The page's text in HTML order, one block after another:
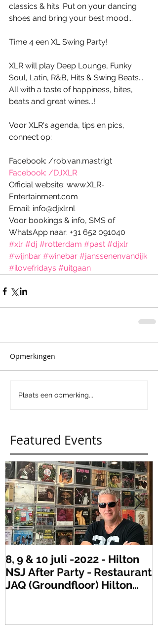
classics & hits. Put on your dancing
shoes and bring your best mood...
Time 4 een XL Swing Party!
XLR will play Deep Lounge, Funky
Soul, Latin, R&B, Hits & Swing Beats...
All with a taste of happiness, bites,
beats and great wines...!
Voor XLR's agenda, tips en pics,
connect op:
Facebook: /rob.van.mastrigt
Facebook: /DJXLR
Official website: www.XLR-
Entertainment.com
Email: info@djxlr.nl
Voor bookings & info, SMS of
WhatsApp naar: +31 652 091040
#xlr #dj #rotterdam #past #djxlr
#wijnbar #winebar #janssenenvandijk
#ilovefridays #uitgaan
Opmerkingen
Plaats een opmerking...
Featured Events
8, 9 & 10 juli -2022 - Hilton
NSJ After Party - Restaurant
JAQ (Groundfloor) Hilton